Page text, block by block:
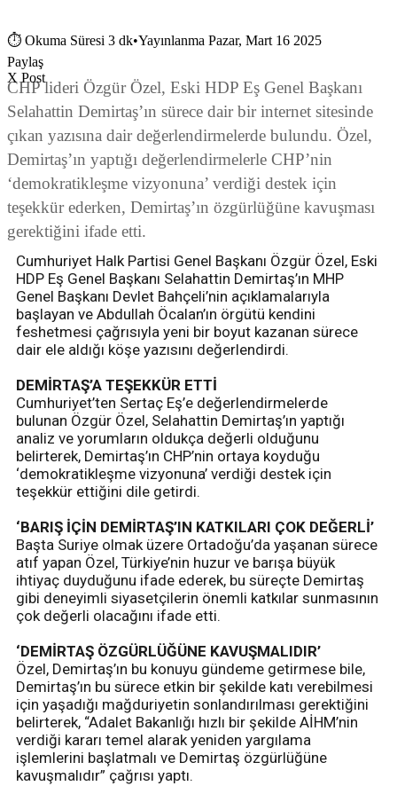
⏱ Okuma Süresi 3 dk•Yayınlanma Pazar, Mart 16 2025
Paylaş
X Post
CHP lideri Özgür Özel, Eski HDP Eş Genel Başkanı
Selahattin Demirtaş’ın sürece dair bir internet sitesinde
çıkan yazısına dair değerlendirmelerde bulundu. Özel,
Demirtaş’ın yaptığı değerlendirmelerle CHP’nin
‘demokratikleşme vizyonuna’ verdiği destek için
teşekkür ederken, Demirtaş’ın özgürlüğüne kavuşması
gerektiğini ifade etti.
Cumhuriyet Halk Partisi Genel Başkanı Özgür Özel, Eski
HDP Eş Genel Başkanı Selahattin Demirtaş’ın MHP
Genel Başkanı Devlet Bahçeli’nin açıklamalarıyla
başlayan ve Abdullah Öcalan’ın örgütü kendini
feshetmesi çağrısıyla yeni bir boyut kazanan sürece
dair ele aldığı köşe yazısını değerlendirdi.
DEMİRTAŞ’A TEŞEKKÜR ETTİ
Cumhuriyet’ten Sertaç Eş’e değerlendirmelerde
bulunan Özgür Özel, Selahattin Demirtaş’ın yaptığı
analiz ve yorumların oldukça değerli olduğunu
belirterek, Demirtaş’ın CHP’nin ortaya koyduğu
‘demokratikleşme vizyonuna’ verdiği destek için
teşekkür ettiğini dile getirdi.
‘BARIŞ İÇİN DEMİRTAŞ’IN KATKILARI ÇOK DEĞERLİ’
Başta Suriye olmak üzere Ortadoğu’da yaşanan sürece
atıf yapan Özel, Türkiye’nin huzur ve barışa büyük
ihtiyaç duyduğunu ifade ederek, bu süreçte Demirtaş
gibi deneyimli siyasetçilerin önemli katkılar sunmasının
çok değerli olacağını ifade etti.
‘DEMİRTAŞ ÖZGÜRLÜĞÜNE KAVUŞMALIDIR’
Özel, Demirtaş’ın bu konuyu gündeme getirmese bile,
Demirtaş’ın bu sürece etkin bir şekilde katı verebilmesi
için yaşadığı mağduriyetin sonlandırılması gerektiğini
belirterek, “Adalet Bakanlığı hızlı bir şekilde AİHM’nin
verdiği kararı temel alarak yeniden yargılama
işlemlerini başlatmalı ve Demirtaş özgürlüğüne
kavuşmalıdır” çağrısı yaptı.